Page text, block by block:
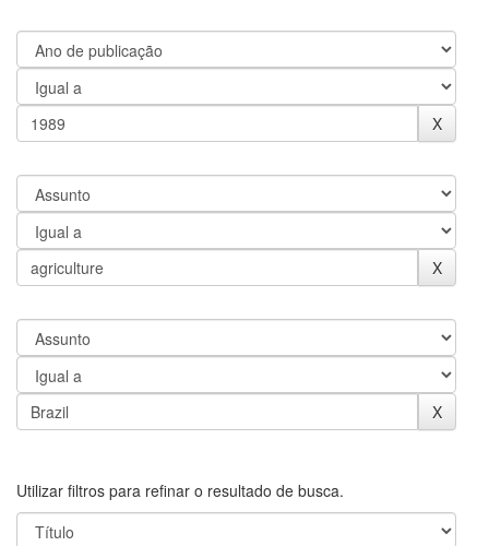
Utilizar filtros para refinar o resultado de busca.